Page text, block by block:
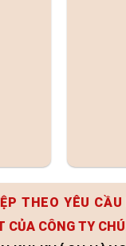
THEO YÊU
CỦA CÔNG TY